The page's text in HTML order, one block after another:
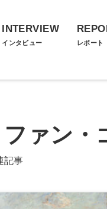
INTERVIEW
インタビュー レポート
ァン・
記事